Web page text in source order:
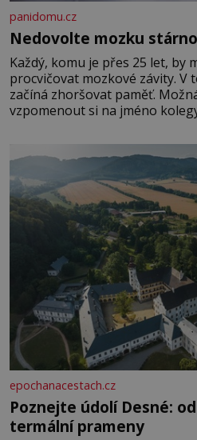
panidomu.cz
Nedovolte mozku
Každý, komu je přes 25 let, by
procvičovat mozkové závity. V
začíná zhoršovat paměť.
vzpomenout si na jméno
Je to opravdu tak, s věkem
rozhodla stávkovat. Cvičte
epochanacestach.cz
Poznejte údolí Desné:
termální prameny